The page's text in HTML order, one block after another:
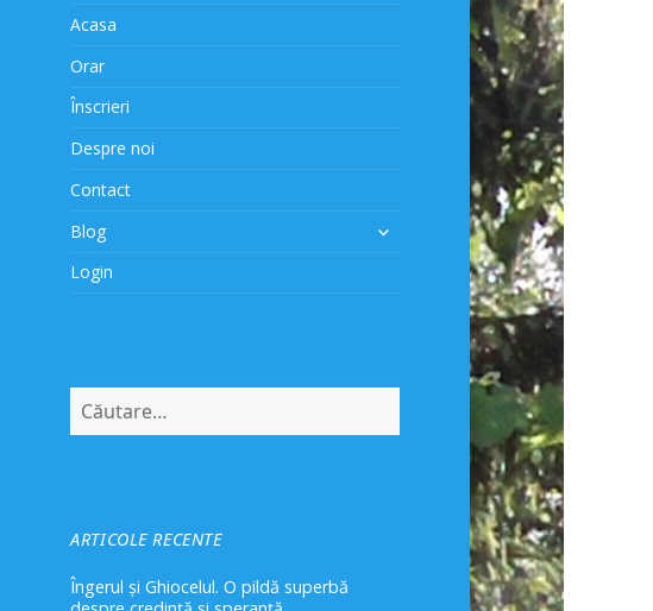
Acasa
Orar
Înscrieri
Despre noi
Contact
Blog
extinde
Login
după:
ARTICOLE RECENTE
Îngerul și Ghiocelul. O pildă superbă